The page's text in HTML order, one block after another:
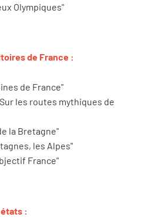
Olympiques"
de France :
de France"
les routes mythiques de
la Bretagne"
les Alpes"
France"
: